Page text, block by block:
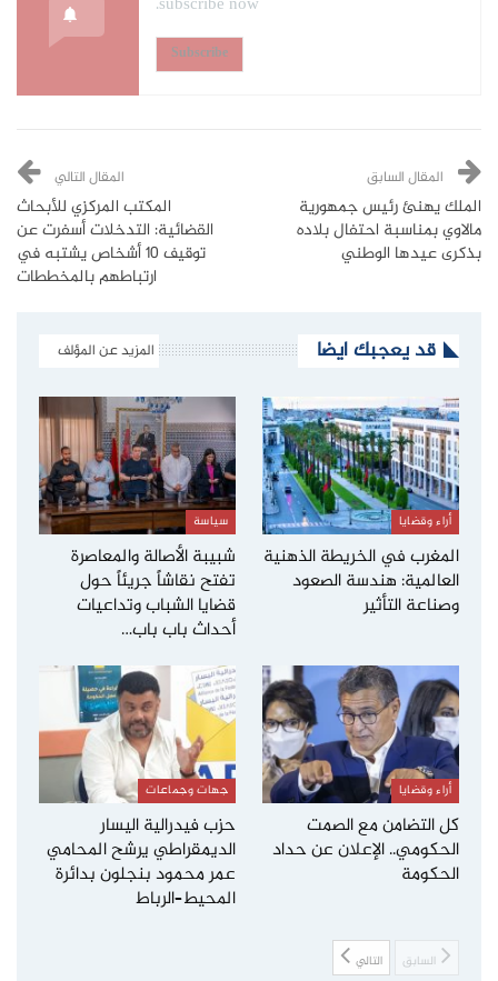
Subscribe
المقال السابق
الملك يهنئ رئيس جمهورية
مالاوي بمناسبة احتفال بلاده
بذكرى عيدها الوطني
المقال التالي
المكتب المركزي للأبحاث
القضائية: التدخلات أسفرت عن
توقيف 10 أشخاص يشتبه في
ارتباطهم بالمخططات
قد يعجبك ايضا المزيد عن المؤلف
أراء وقضايا
المغرب في الخريطة الذهنية
العالمية: هندسة الصعود
وصناعة التأثير
سياسة
شبيبة الأصالة والمعاصرة
تفتح نقاشاً جريئاً حول
قضايا الشباب وتداعيات
أحداث باب باب…
أراء وقضايا
كل التضامن مع الصمت
الحكومي.. الإعلان عن حداد
الحكومة
جهات وجماعات
حزب فيدرالية اليسار
الديمقراطي يرشح المحامي
عمر محمود بنجلون بدائرة
المحيط–الرباط
السابق التالي